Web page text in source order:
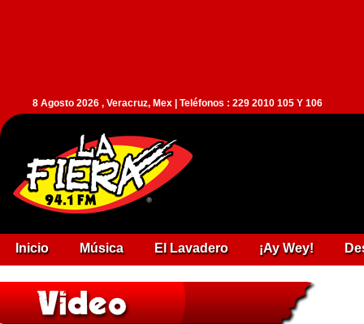
8 Agosto 2026 , Veracruz, Mex | Teléfonos : 229 2010 105 Y 106
Inicio Música El Lavadero ¡Ay Wey!